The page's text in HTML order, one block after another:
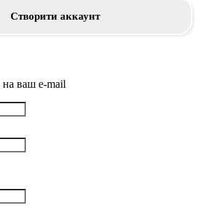
Створити аккаунт
ваш e-mail